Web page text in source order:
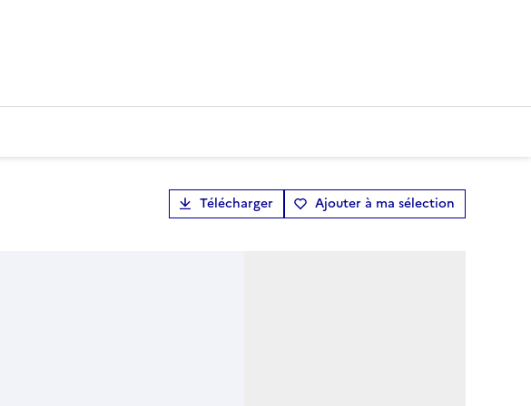
Télécharger Ajouter à ma sélection